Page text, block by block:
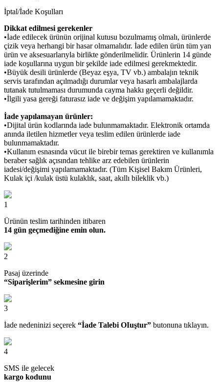
İptal/İade Koşulları
Dikkat edilmesi gerekenler
•İade edilecek ürünün orijinal kutusu bozulmamış olmalı, ürünlerde
çizik veya herhangi bir hasar olmamalıdır. İade edilen ürün tüm yan
ürün ve aksesuarlarıyla birlikte gönderilmelidir. Ürünlerin 14 günde
iade koşullarına uygun bir şekilde iade edilmesi gerekmektedir.
•Büyük desili ürünlerde (Beyaz eşya, TV vb.) ambalajın teknik
servis tarafından açılmadığı durumlar veya hasarlı ambalajlarda
tutanak tutulmaması durumunda cayma hakkı geçerli değildir.
•İlgili yasa gereği faturasız iade ve değişim yapılamamaktadır.
İade yapılamayan ürünler:
•Dijital ürün kodlarında iade bulunmamaktadır. Elektronik ortamda
anında iletilen hizmetler veya teslim edilen ürünlerde iade
bulunmamaktadır.
•Kullanım esnasında vücut ile birebir temas gerektiren ve kullanımla
beraber sağlık açısından tehlike arz edebilen ürünlerin
iadesi/değişimi yapılamamaktadır. (Tüm Kişisel Bakım Ürünleri,
Kulak içi /kulak üstü kulaklık, saat, akıllı bileklik vb.)
1
Ürünün teslim tarihinden itibaren
14 gün geçmediğine emin olun.
2
Pasaj üzerinde
“Siparişlerim” sekmesine girin
3
İade nedeninizi seçerek “İade Talebi OIuştur” butonuna tıklayın.
4
SMS ile gelecek
kargo kodunu